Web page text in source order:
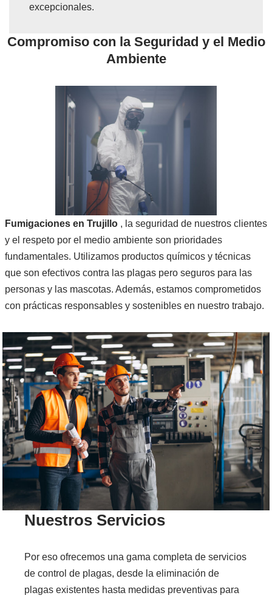
excepcionales.
Compromiso con la Seguridad y el Medio
Ambiente
Fumigaciones en Trujillo , la seguridad de nuestros clientes
y el respeto por el medio ambiente son prioridades
fundamentales. Utilizamos productos químicos y técnicas
que son efectivos contra las plagas pero seguros para las
personas y las mascotas. Además, estamos comprometidos
con prácticas responsables y sostenibles en nuestro trabajo.
Nuestros Servicios
Por eso ofrecemos una gama completa de servicios
de control de plagas, desde la eliminación de
plagas existentes hasta medidas preventivas para